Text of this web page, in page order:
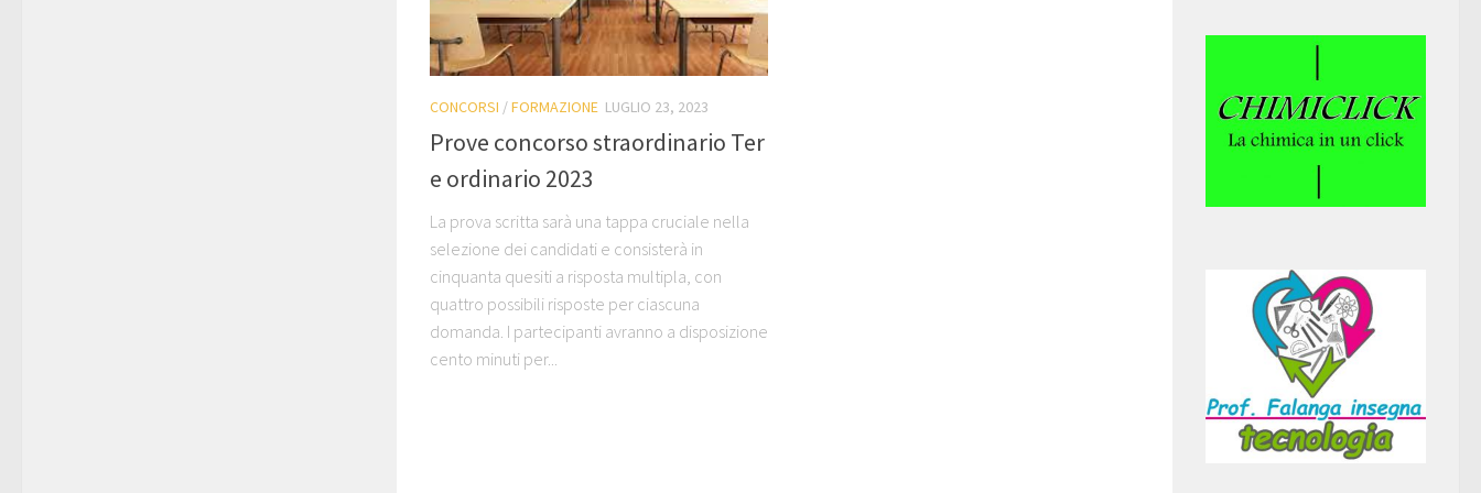
CONCORSI /FORMAZIONE LUGLIO 23, 2023
Prove concorso straordinario Ter
e ordinario 2023
La prova scritta sarà una tappa cruciale nella
selezione dei candidati e consisterà in
cinquanta quesiti a risposta multipla, con
quattro possibili risposte per ciascuna
domanda. I partecipanti avranno a disposizione
cento minuti per...